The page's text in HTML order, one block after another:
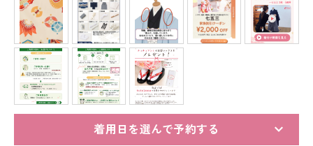
紋付袴レンタル
留袖レンタル
男性礼装レンタル
着用日を選んで予約する